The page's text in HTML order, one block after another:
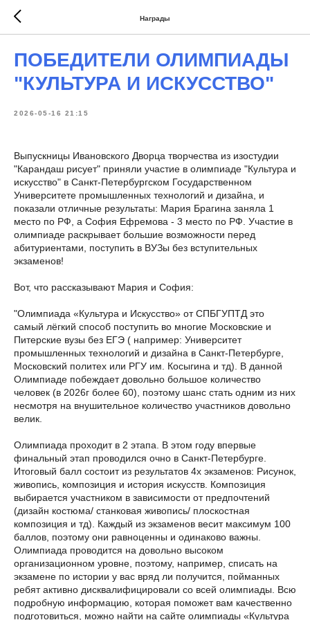
Награды
ПОБЕДИТЕЛИ ОЛИМПИАДЫ
"КУЛЬТУРА И ИСКУССТВО"
2026-05-16 21:15
Выпускницы Ивановского Дворца творчества из изостудии
"Карандаш рисует" приняли участие в олимпиаде "Культура и
искусство" в Санкт-Петербургском Государственном
Университете промышленных технологий и дизайна, и
показали отличные результаты: Мария Брагина заняла 1
место по РФ, а София Ефремова - 3 место по РФ. Участие в
олимпиаде раскрывает большие возможности перед
абитуриентами, поступить в ВУЗы без вступительных
экзаменов!
Вот, что рассказывают Мария и София:
"Олимпиада «Культура и Искусство» от СПБГУПТД это
самый лёгкий способ поступить во многие Московские и
Питерские вузы без ЕГЭ ( например: Университет
промышленных технологий и дизайна в Санкт-Петербурге,
Московский политех или РГУ им. Косыгина и тд). В данной
Олимпиаде побеждает довольно большое количество
человек (в 2026г более 60), поэтому шанс стать одним из них
несмотря на внушительное количество участников довольно
велик.
Олимпиада проходит в 2 этапа. В этом году впервые
финальный этап проводился очно в Санкт-Петербурге.
Итоговый балл состоит из результатов 4х экзаменов: Рисунок,
живопись, композиция и история искусств. Композиция
выбирается участником в зависимости от предпочтений
(дизайн костюма/ станковая живопись/ плоскостная
композиция и тд). Каждый из экзаменов весит максимум 100
баллов, поэтому они равноценны и одинаково важны.
Олимпиада проводится на довольно высоком
организационном уровне, поэтому, например, списать на
экзамене по истории у вас вряд ли получится, пойманных
ребят активно дисквалифицировали со всей олимпиады. Всю
подробную информацию, которая поможет вам качественно
подготовиться, можно найти на сайте олимпиады «Культура